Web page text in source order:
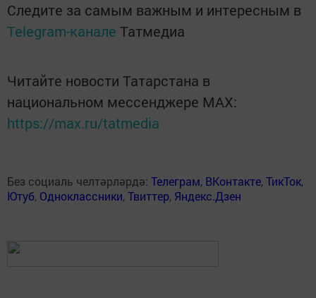
Следите за самым важным и интересным в
Telegram-канале Татмедиа
Читайте новости Татарстана в
национальном мессенджере MАХ:
https://max.ru/tatmedia
Без социаль челтәрләрдә: Телеграм, ВКонтакте,ТикТок,
Ютуб, Одноклассники,Твиттер, Яндекс.Дзен